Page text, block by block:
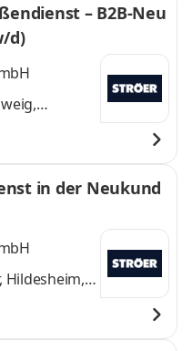
– B2B-Neu
d)
in der Neukund
Hildesheim,